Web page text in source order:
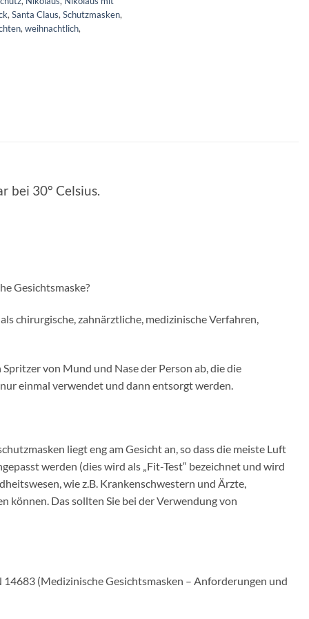
, Santa Claus, Schutzmasken,
, weihnachtlich,
bei 30° Celsius.
Gesichtsmaske?
chirurgische, zahnärztliche, medizinische Verfahren,
von Mund und Nase der Person ab, die die
einmal verwendet und dann entsorgt werden.
liegt eng am Gesicht an, so dass die meiste Luft
werden (dies wird als „Fit-Test“ bezeichnet und wird
wie z.B. Krankenschwestern und Ärzte,
können. Das sollten Sie bei der Verwendung von
(Medizinische Gesichtsmasken – Anforderungen und